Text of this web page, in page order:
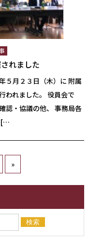
れました
月２３日（木）に 附属
われました。 役員会で
認・協議の他、 事務局各
[…
»